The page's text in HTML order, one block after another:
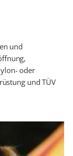
und
oder
und TÜV